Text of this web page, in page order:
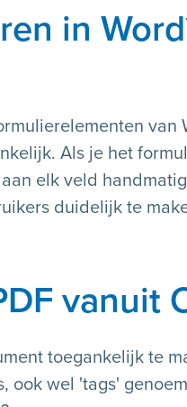
in
van
Als je het
elk veld
duidelijk te
vanuit
toegankelijk te
ook wel 'tags'